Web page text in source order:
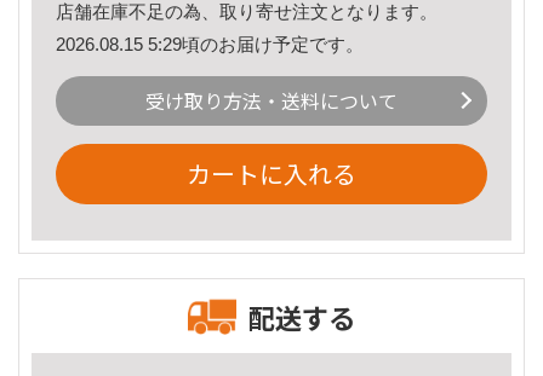
店舗在庫不足の為、取り寄せ注文となります。
2026.08.15 5:29頃のお届け予定です。
受け取り方法・送料について
カートに入れる
配送する